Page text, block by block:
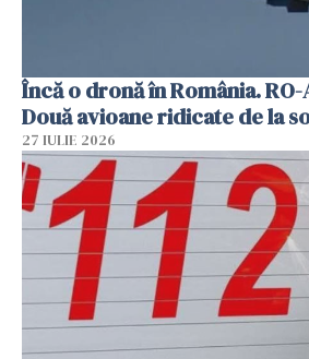
Încă o dronă în România.
Două avioane ridicate de la
27 IULIE 2026